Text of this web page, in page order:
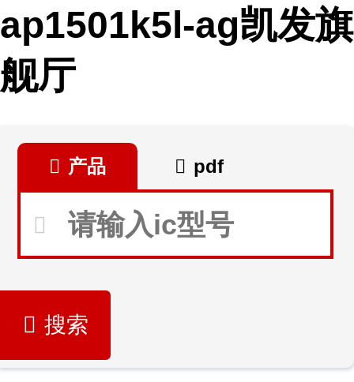
ap1501k5l-ag凯发旗
舰厅
产品 pdf
搜索